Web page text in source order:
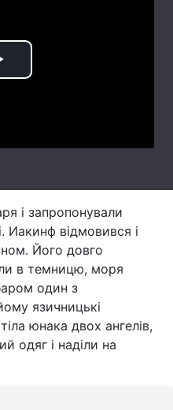
і запропонували
Иакинф відмовився і
Його довго
в темницю, моря
один з
язичницькі
юнака двох ангелів,
одяг і наділи на